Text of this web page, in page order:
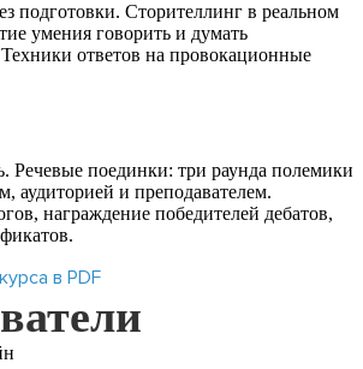
подготовки. Сторителлинг в реальном
умения говорить и думать
ответов на провокационные
Речевые поединки: три раунда полемики
аудиторией и преподавателем.
награждение победителей дебатов,
в PDF